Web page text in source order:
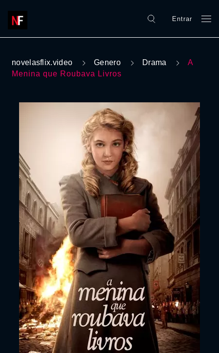
Entrar
novelasflix.video Genero Drama
A
Menina que Roubava Livros